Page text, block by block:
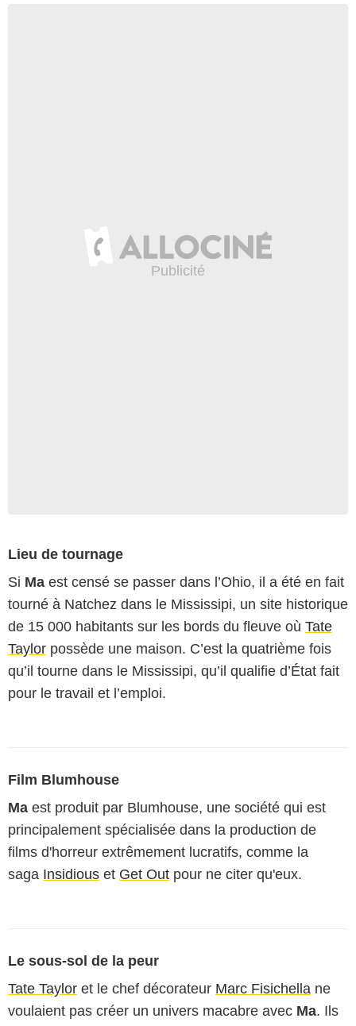
Lieu de tournage
Si Ma est censé se passer dans l’Ohio, il a été en fait
tourné à Natchez dans le Mississipi, un site historique
de 15 000 habitants sur les bords du fleuve où Tate
Taylor possède une maison. C’est la quatrième fois
qu’il tourne dans le Mississipi, qu’il qualifie d’État fait
pour le travail et l’emploi.
Film Blumhouse
Ma est produit par Blumhouse, une société qui est
principalement spécialisée dans la production de
films d'horreur extrêmement lucratifs, comme la
saga Insidious et Get Out pour ne citer qu'eux.
Le sous-sol de la peur
Tate Taylor et le chef décorateur Marc Fisichella ne
voulaient pas créer un univers macabre avec Ma. Ils